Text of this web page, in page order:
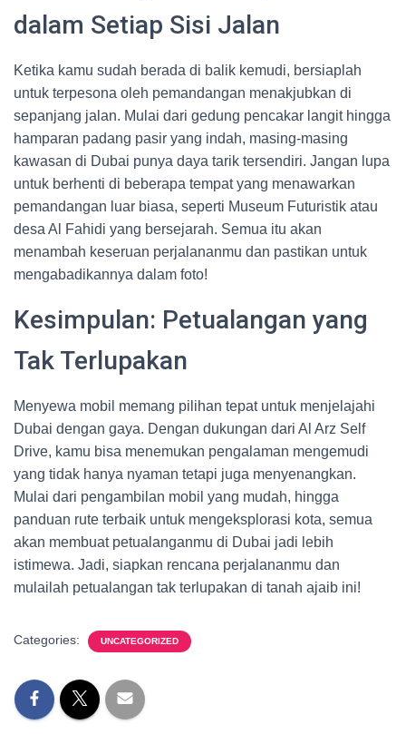
dalam Setiap Sisi Jalan
Ketika kamu sudah berada di balik kemudi, bersiaplah
untuk terpesona oleh pemandangan menakjubkan di
sepanjang jalan. Mulai dari gedung pencakar langit hingga
hamparan padang pasir yang indah, masing-masing
kawasan di Dubai punya daya tarik tersendiri. Jangan lupa
untuk berhenti di beberapa tempat yang menawarkan
pemandangan luar biasa, seperti Museum Futuristik atau
desa Al Fahidi yang bersejarah. Semua itu akan
menambah keseruan perjalananmu dan pastikan untuk
mengabadikannya dalam foto!
Kesimpulan: Petualangan yang
Tak Terlupakan
Menyewa mobil memang pilihan tepat untuk menjelajahi
Dubai dengan gaya. Dengan dukungan dari Al Arz Self
Drive, kamu bisa menemukan pengalaman mengemudi
yang tidak hanya nyaman tetapi juga menyenangkan.
Mulai dari pengambilan mobil yang mudah, hingga
panduan rute terbaik untuk mengeksplorasi kota, semua
akan membuat petualanganmu di Dubai jadi lebih
istimewa. Jadi, siapkan rencana perjalananmu dan
mulailah petualangan tak terlupakan di tanah ajaib ini!
Categories: UNCATEGORIZED